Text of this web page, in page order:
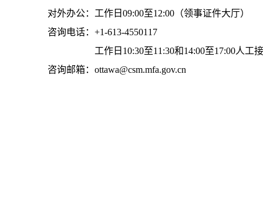
对外办公：工作日09:00至12:00（领事证件大厅）
咨询电话：+1-613-4550117
工作日10:30至11:30和14:00至17:00人工
咨询邮箱：ottawa@csm.mfa.gov.cn